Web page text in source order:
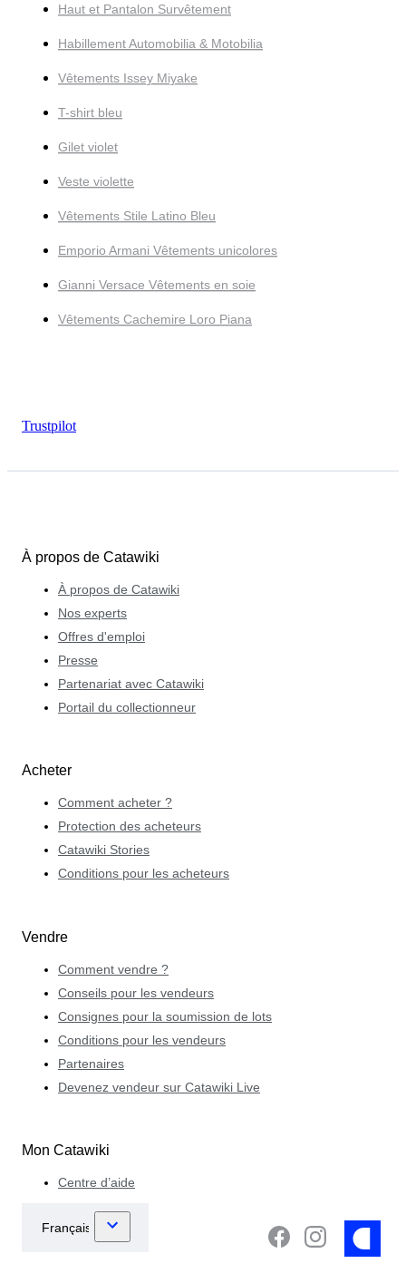
Haut et Pantalon Survêtement
Habillement Automobilia & Motobilia
Vêtements Issey Miyake
T-shirt bleu
Gilet violet
Veste violette
Vêtements Stile Latino Bleu
Emporio Armani Vêtements unicolores
Gianni Versace Vêtements en soie
Vêtements Cachemire Loro Piana
Trustpilot
À propos de Catawiki
À propos de Catawiki
Nos experts
Offres d'emploi
Presse
Partenariat avec Catawiki
Portail du collectionneur
Acheter
Comment acheter ?
Protection des acheteurs
Catawiki Stories
Conditions pour les acheteurs
Vendre
Comment vendre ?
Conseils pour les vendeurs
Consignes pour la soumission de lots
Conditions pour les vendeurs
Partenaires
Devenez vendeur sur Catawiki Live
Mon Catawiki
Centre d’aide